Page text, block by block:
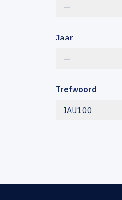
—
Jaar
—
Trefwoord
IAU100